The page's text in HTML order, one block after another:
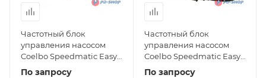
Частотный блок
управления насосом
Coelbo Speedmatic Easy
12 MM
По запросу
Частотный блок
управления насосом
Coelbo Speedmatic Easy
12 MM Cab
По запросу